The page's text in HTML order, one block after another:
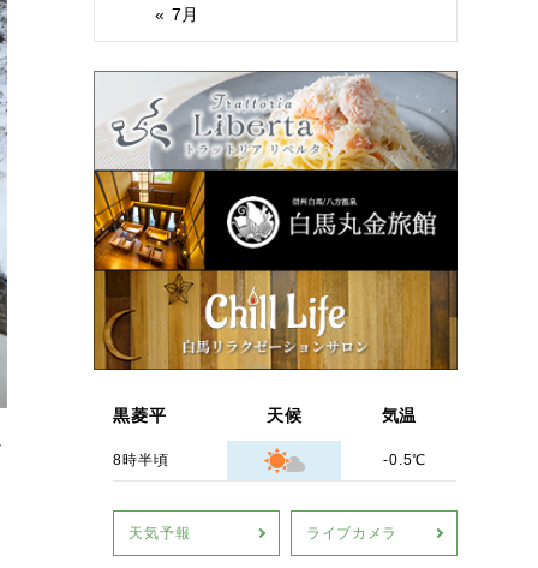
« 7月
黒菱平 天候 気温
8時半頃 -0.5℃
天気予報 ライブカメラ